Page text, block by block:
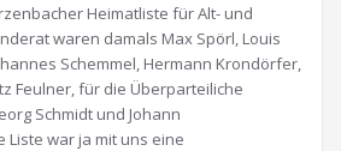
Heimatliste für Alt- und
waren damals Max Spörl, Louis
Schemmel, Hermann Krondörfer,
Feulner, für die Überparteiliche
Schmidt und Johann
Liste war ja mit uns eine